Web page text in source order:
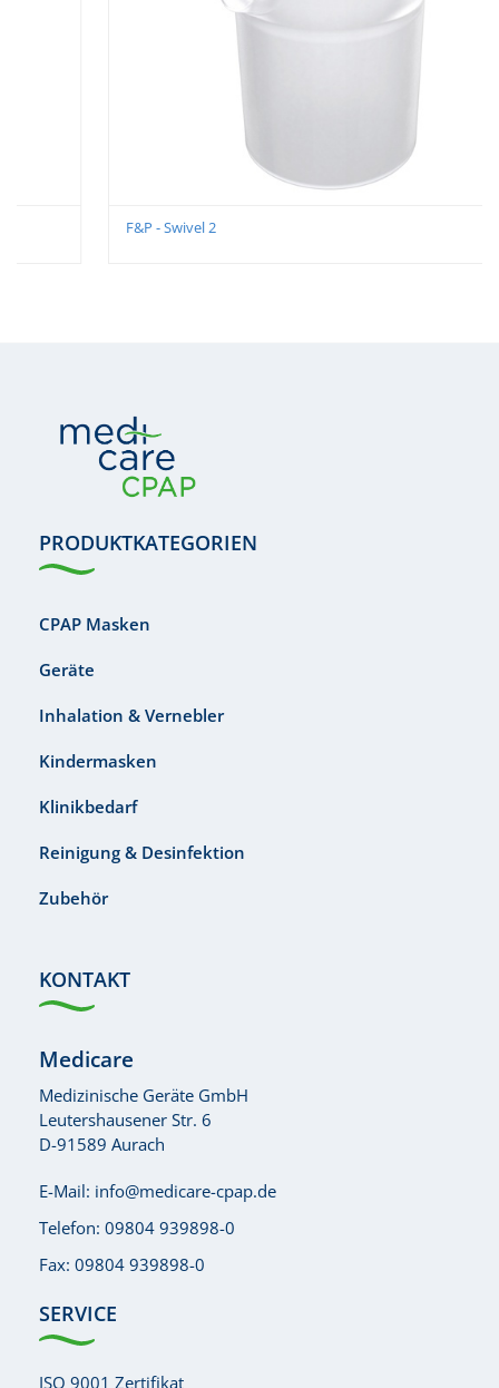
F&P - Swivel 2
PRODUKTKATEGORIEN
CPAP Masken
Geräte
Inhalation & Vernebler
Kindermasken
Klinikbedarf
Reinigung & Desinfektion
Zubehör
KONTAKT
Medicare
Medizinische Geräte GmbH
Leutershausener Str. 6
D-91589 Aurach
E-Mail: info@medicare-cpap.de
Telefon: 09804 939898-0
Fax: 09804 939898-0
SERVICE
ISO 9001 Zertifikat